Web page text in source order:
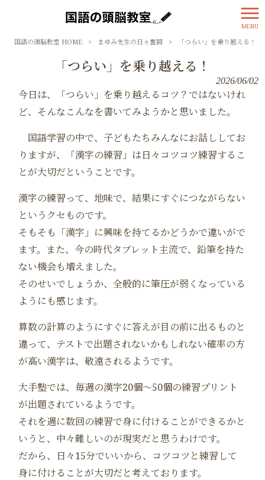
MENU
国語の頭脳教室 HOME > まゆみ先生の日々奮闘 > 「つらい」を乗り越える！
「つらい」を乗り越える！
2026/06/02
今日は、「つらい」を乗り越えるコツ？ではないけれ
ど、そんなこんなを書いてみようかと思いました。
国語学習の中で、子どもたちみんなにお話ししてお
りますが、「漢字の練習」は日々コツコツ練習するこ
とが大切だということです。
漢字の練習って、地味で、結果にすぐにつながらない
というクセものです。
そもそも「漢字」に興味を持てるかどうかで違いがで
ます。また、今の時代タブレット主流で、鉛筆を持た
ない機会も増えました。
そのせいでしょうか、全般的に筆圧が弱くなっている
ようにも感じます。
算数の計算のようにすぐに答えが目の前に出るものと
違って、テストで出題されないかもしれない確率の方
が高い漢字は、敬遠されるようです。
大手塾では、毎週の漢字20個～50個の練習プリント
が出題されているようです。
それを週に数回の練習で身に付けることができるかと
いうと、中々難しいのが現実だと思うわけです。
だから、日々15分でいいから、コツコツと練習して
身に付けることが大切だと考えております。